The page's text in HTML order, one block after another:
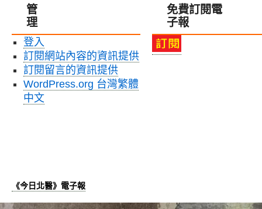
管
理
登入
訂閱網站內容的資訊提供
訂閱留言的資訊提供
WordPress.org 台灣繁體
中文
免費訂閱電
子報
《今日北醫》電子報